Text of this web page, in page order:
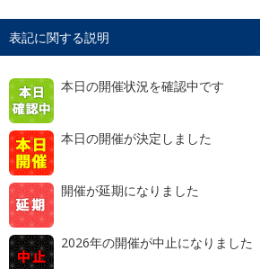
表記に関する説明
本日の開催状況を確認中です
本日の開催が決定しました
開催が延期になりました
2026年の開催が中止になりました